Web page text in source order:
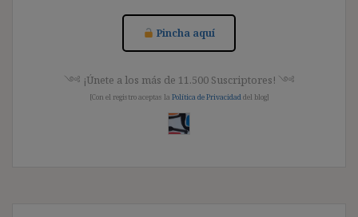
Pincha aquí
༺ ¡Únete a los más de 11.500 Suscriptores! ༺
[Con el registro aceptas la Política de Privacidad del blog]